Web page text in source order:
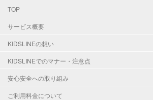
TOP
サービス概要
KIDSLINEの想い
KIDSLINEでのマナー・注意点
安心安全への取り組み
ご利用料金について